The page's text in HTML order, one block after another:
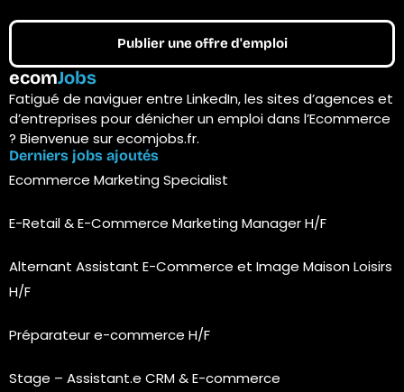
ecomJobs
Fatigué de naviguer entre LinkedIn, les sites d’agences et
d’entreprises pour dénicher un emploi dans l’Ecommerce
? Bienvenue sur ecomjobs.fr.
Publier une offre d'emploi
Derniers jobs ajoutés
Ecommerce Marketing Specialist
E-Retail & E-Commerce Marketing Manager H/F
Alternant Assistant E-Commerce et Image Maison Loisirs
H/F
Préparateur e-commerce H/F
Stage – Assistant.e CRM & E-commerce